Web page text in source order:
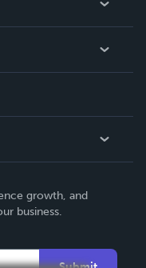
growth, and
business.